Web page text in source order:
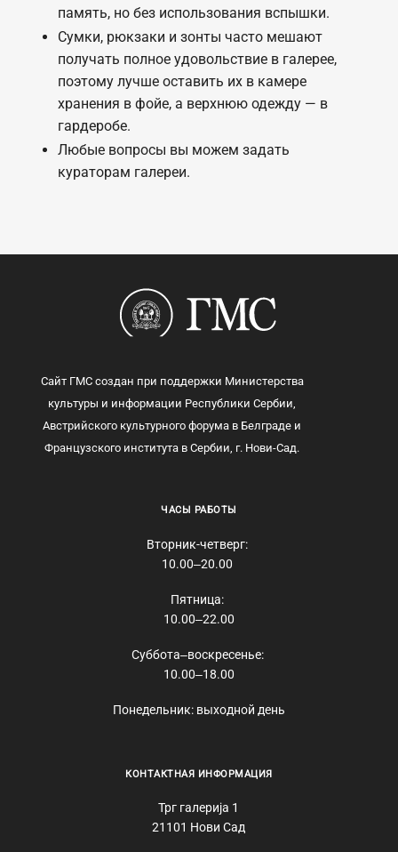
память, но без использования вспышки.
Сумки, рюкзаки и зонты часто мешают
получать полное удовольствие в галерее,
поэтому лучше оставить их в камере
хранения в фойе, а верхнюю одежду — в
гардеробе.
Любые вопросы вы можем задать
кураторам галереи.
Сайт ГМС создан при поддержки Министерства
культуры и информации Республики Сербии,
Австрийского культурного форума в Белграде и
Французского института в Сербии, г. Нови-Сад.
ЧАСЫ РАБОТЫ
Вторник-четверг:
10.00‒20.00
Пятница:
10.00‒22.00
Суббота‒воскресенье:
10.00‒18.00
Понедельник: выходной день
КОНТАКТНАЯ ИНФОРМАЦИЯ
Трг галерија 1
21101 Нови Сад